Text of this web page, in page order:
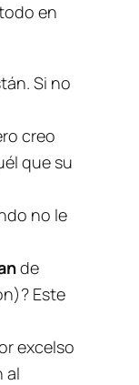
en
Si no
creo
que su
no le
de
Este
excelso
al